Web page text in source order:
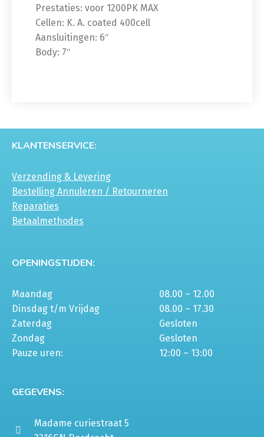
Prestaties: voor 1200PK MAX
Cellen: K. A. coated 400cell
Aansluitingen: 6″
Body: 7″
KLANTENSERVICE:
Verzending & Levering
Bestelling Annuleren / Retourneren
Reparaties
Betaalmethodes
OPENINGSTIJDEN:
Maandag
08.00 – 12.00
Dinsdag t/m Vrijdag
08.00 – 17.30
Zaterdag
Gesloten
Zondag
Gesloten
Pauze uren:
12:00 – 13:00
GEGEVENS:
Madame curiestraat 5